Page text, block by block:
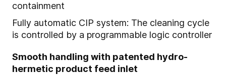
containment
Fully automatic CIP system: The cleaning cycle
is controlled by a programmable logic controller
Smooth handling with patented hydro-
hermetic product feed inlet